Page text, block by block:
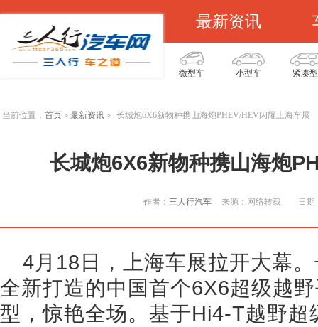
最新资讯
微型车 小型车 紧凑型
当前位置： 首页 > 最新资讯 > 长城炮6X6新物种携山海炮PHEV/HEV闪耀上海车展
长城炮6X6新物种携山海炮
作者： 三人行汽车 来源：网络转载 日
4月18日，上海车展拉开大幕
全新打造的中国首个6X6超级越
型，惊艳全场。基于Hi4-T越野